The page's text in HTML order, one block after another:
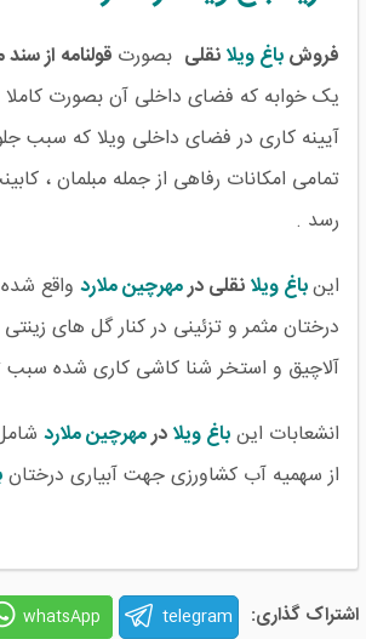
فروشباغ ویلانقلی بصورت قولنامه از
یک خوابه که فضای داخلی آن بصورت
آیینه کاری در فضای داخلی ویلا که سبب
تمامی امکانات رفاهی از جمله مبلمان ،
رسد .
اینباغ ویلانقلی درمهرچینملارد واقع شده و به
درختان مثمر و تزئینی در کنار گل های
آلاچیق و استخر شنا کاشی کاری شده
انشعابات اینباغ ویلادرمهرچینملارد
از سهمیه آب کشاورزی جهت آبیاری درختان
اشتراک گذاری: telegram
whatsApp